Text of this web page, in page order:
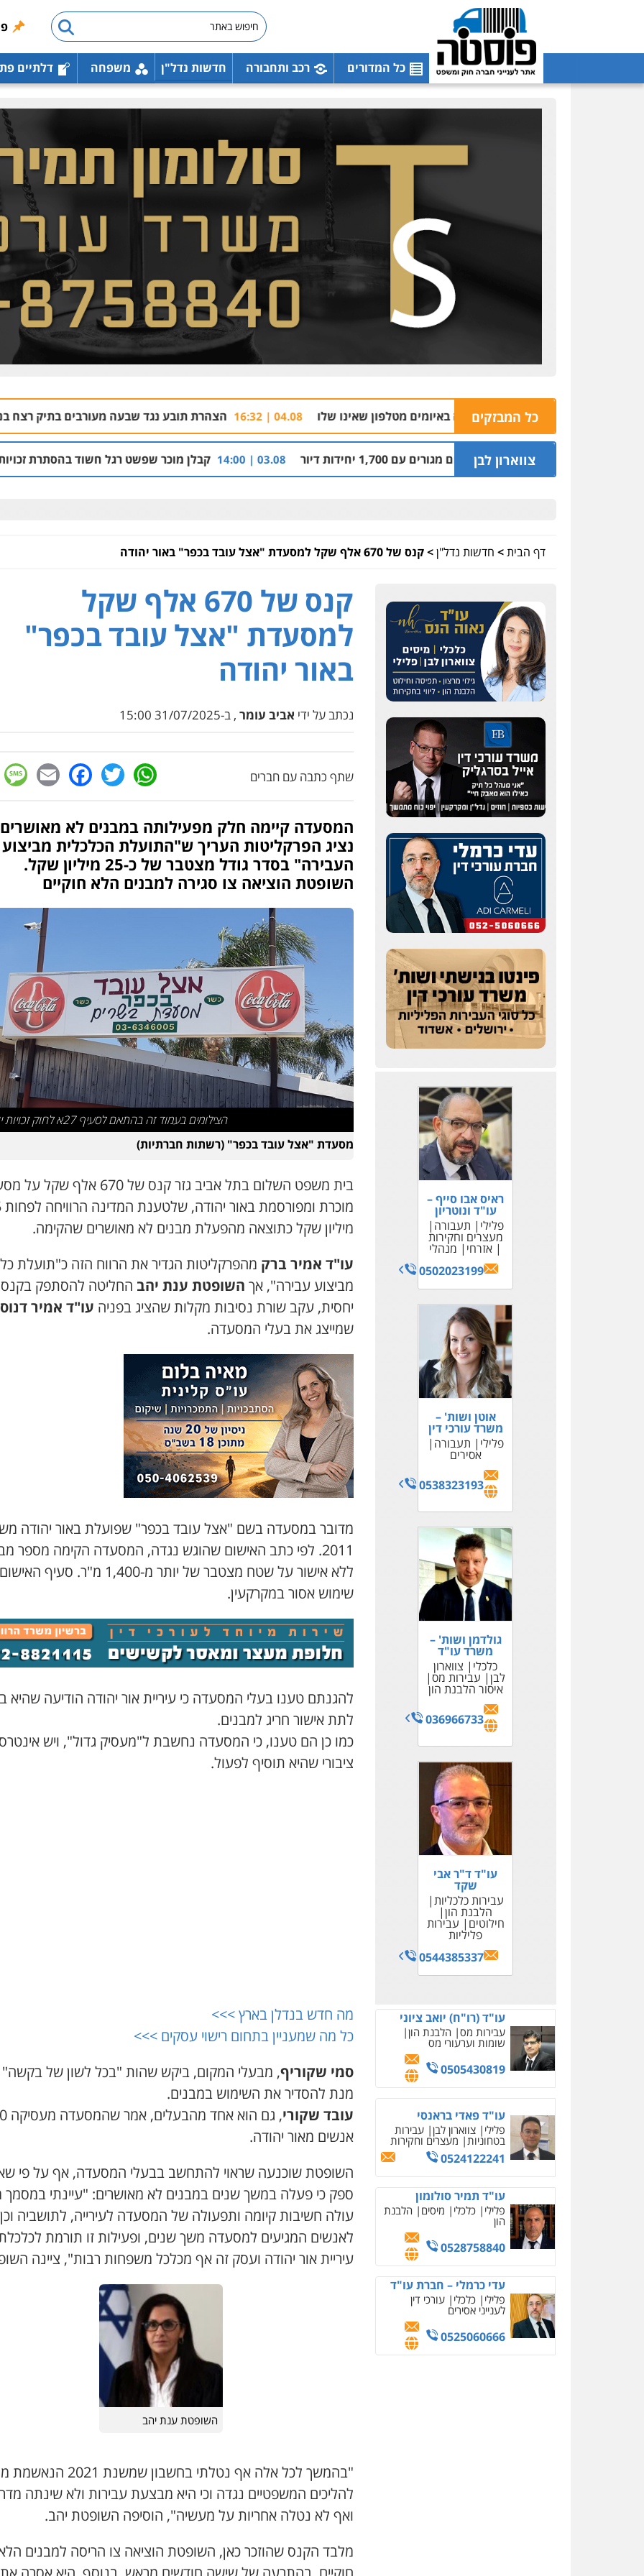
כל המדורים רכב ותחבורה חדשות נדל"ן משפחה דלתיים
כל המבזקים 04.08 | 16:32 הצהרת תובע נגד שבעה מעורבים בתיק רצח בניהו רזי
צווארון לבן
יהפוך למתחם מגורים עם 1,700 יחידות דיור 03.08 | 14:00 קבלן מוכר שפשט רגל חשוד בהסתרת זכויות בנכסי נדל"ן
דף הבית> חדשות נדל"ן>קנס של 670 אלף שקל למסעדת "אצל עובד בכפר" באור יהודה
ראיס אבו סייף –
עו"ד ונוטריון
פלילי
תעבורה
מעצרים וחקירות
אזרחי
מנהלי
0502023199
אוטן ושות' –
משרד עורכי דין
פלילי
תעבורה
אסירים
0538323193
גולדמן ושות' –
משרד עו"ד
כלכלי
צווארון
לבן עבירות מס
איסור הלבנת הון
036966733
עו"ד ד"ר אבי
שקד
עבירות כלכליות
הלבנת הון
חילוטים עבירות
פליליות
0544385337
עו"ד (רו"ח) יואב ציוני
עבירות מס הלבנת הון
שומות וערעורי מס
0505430819
עו"ד פאדי בראנסי
פלילי צווארון לבן עבירות
בטחוניות מעצרים וחקירות
0524122241
עו"ד תמיר סולומון
פלילי כלכלי מיסים הלבנת
הון
0528758840
עדי כרמלי – חברת עו"ד
פלילי כלכלי עורכי דין
לענייני אסירים
0525060666
קנס של 670 אלף שקל
למסעדת "אצל עובד בכפר"
באור יהודה
נכתב על ידי אביב עומר , ב-31/07/2025 15:00
שתף כתבה עם חברים WhatsApp
Twitter
המסעדה קיימה חלק מפעילותה במבנים לא
נציג הפרקליטות העריך ש"התועלת הכלכלית מביצוע
העבירה" בסדר גודל מצטבר של כ-25 מיליון שקל.
השופטת הוציאה צו סגירה למבנים הלא חוקיים
הצילומים בעמוד זה בהתאם לסעיף 27א לחוק זכויות יוצרים
מסעדת "אצל עובד בכפר" (רשתות חברתיות)
בית משפט השלום בתל אביב גזר קנס של 670 אלף
מיליון שקל כתוצאה מהפעלת מבנים לא מאושרים שהקימה.
עו"ד אמיר ברק מהפרקליטות הגדיר את הרווח הזה כ"תועלת
מביצוע עבירה", אך השופטת ענת יהב החליטה להסתפק
יחסית, עקב שורת נסיבות מקלות שהציג בפניה עו"ד אמיר דנוס
שמייצג את בעלי המסעדה.
מדובר במסעדה בשם "אצל עובד בכפר" שפועלת באור יהודה
2011. לפי כתב האישום שהוגש נגדה, המסעדה הקימה מספר
ללא אישור על שטח מצטבר של יותר מ-1,400 מ"ר. סעיף
שימוש אסור במקרקעין.
להגנתם טענו בעלי המסעדה כי עיריית אור יהודה הודיעה שהיא
לתת אישור חריג למבנים.
כמו כן הם טענו, כי המסעדה נחשבת ל"מעסיק גדול", ויש אינטרס
ציבורי שהיא תוסיף לפעול.
מה חדש בנדלן בארץ >>>
כל מה שמעניין בתחום רישוי עסקים >>>
סמי שקוריף, מבעלי המקום, ביקש שהות "בכל לשון של
מנת להסדיר את השימוש במבנים.
עובד שקורי
, גם
אנשים מאור יהודה.
השופטת שוכנעה שראוי להתחשב בבעלי המסעדה, אף על פי
ספק כי פעלה במשך שנים במבנים לא מאושרים: "עיינתי במסמך
עולה חשיבות קיומה ותפעולה של המסעדה לעירייה, לתושביה וכן
לאנשים המגיעים למסעדה משך שנים, ופעילות זו תורמת
עיריית אור יהודה ועסק זה אף מכלכל משפחות רבות", ציינה
השופטת ענת יהב
"בהמשך לכל אלה אף נטלתי בחשבון
להליכים המשפטיים נגדה וכי היא מבצעת עבירות ולא שינתה
ואף לא נטלה אחריות על מעשיה", הוסיפה השופטת יהב.
מלבד הקנס שהוזכר כאן, השופטת הוציאה צו הריסה למבנים